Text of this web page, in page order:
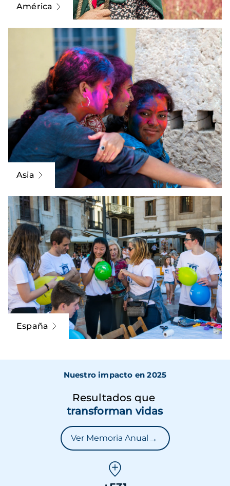
América
Asia
España
Nuestro impacto en 2025
Resultados que
transforman vidas
Ver Memoria Anual →